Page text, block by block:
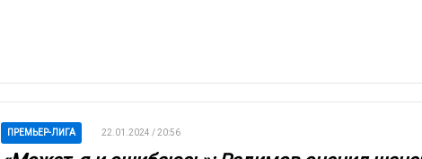
ПРЕМЬЕР-ЛИГА 22.01.2024 / 20:56